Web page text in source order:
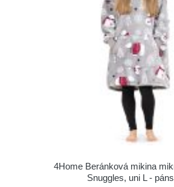
4Home Beránková mikina
Snuggles, uni L -